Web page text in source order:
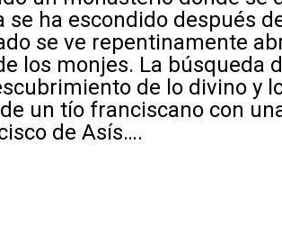
ha escondido después
se ve repentinamente
los monjes. La búsqueda
de lo divino y
un tío franciscano con
de Asís….